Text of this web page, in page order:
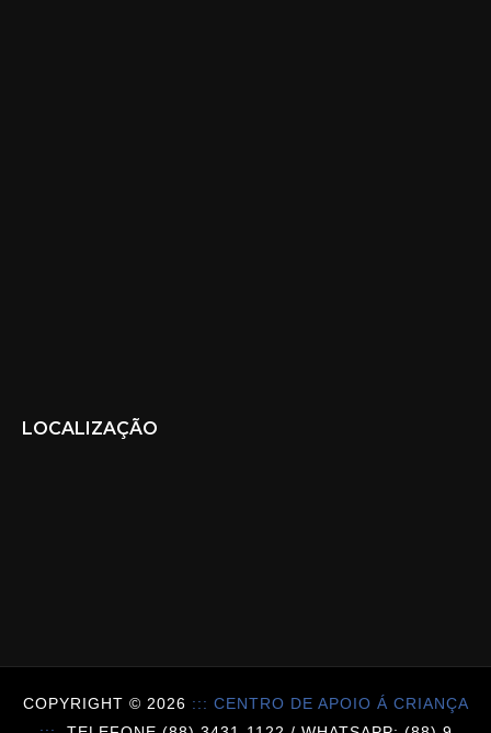
LOCALIZAÇÃO
COPYRIGHT © 2026 ::: CENTRO DE APOIO Á CRIANÇA